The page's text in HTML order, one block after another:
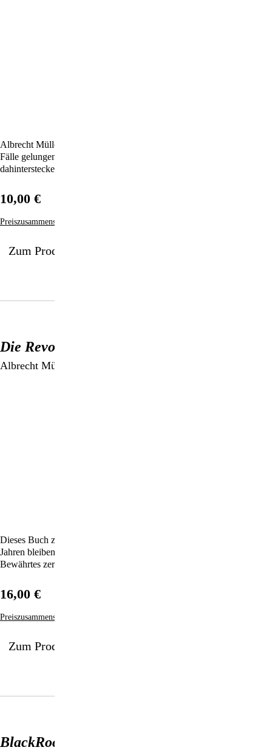
Albrecht Müller beschreibt gängige Methoden der Manipulation sowie
Fälle gelungener oder versuchter Meinungsmache und analysiert die
dahintersteckenden Strategien.
Zum Produkt
10,00 €
Preiszusammensetzung
Die Revolution ist fällig
Albrecht Müller
Dieses Buch zeigt auf, wie die neoliberale Ideologie in den letzten 40
Jahren bleibende Schäden angerichtet, Strukturen verändert und
Bewährtes zerstört hat – eine Revolution ist fällig!
Zum Produkt
16,00 €
Preiszusammensetzung
BlackRock